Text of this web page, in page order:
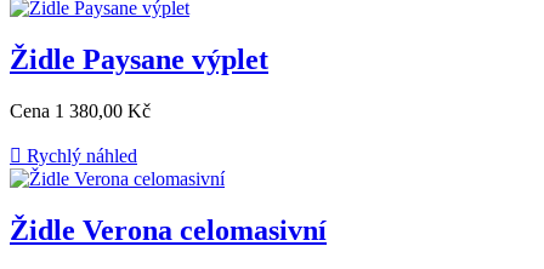
Židle Paysane výplet
Cena 1 380,00 Kč
 Rychlý náhled
Židle Verona celomasivní